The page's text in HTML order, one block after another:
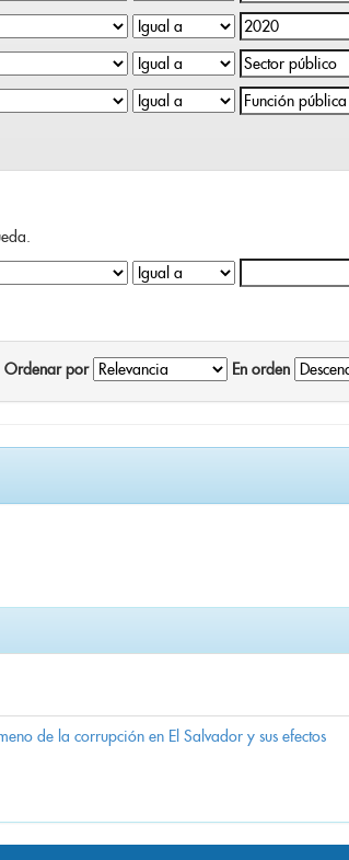
Ordenar por En orden
de la corrupción en El Salvador y sus efectos